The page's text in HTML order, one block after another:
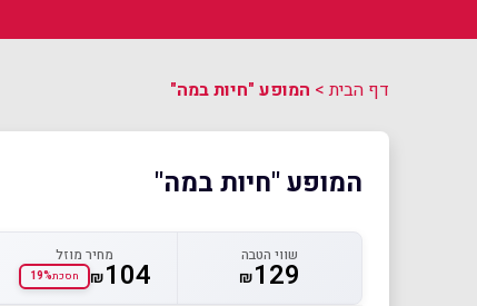
דף הבית> המופע "חיות במה"
המופע "חיות במה"
שווי הטבה
₪129
מחיר מוזל
₪104 חסכת19%